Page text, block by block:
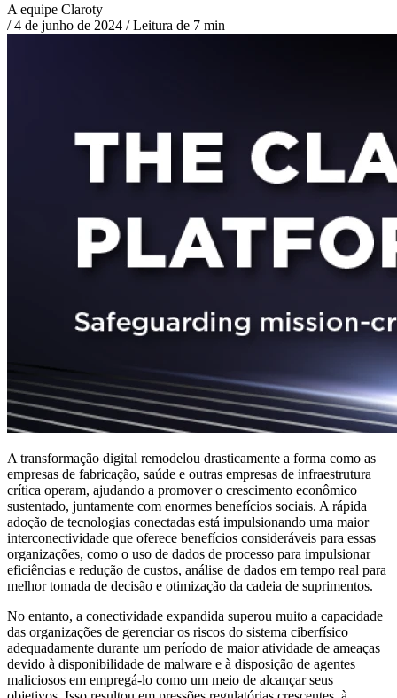
A equipe Claroty
/ 4 de junho de 2024 /Leitura de 7 min
A transformação digital remodelou drasticamente a forma como as
empresas de fabricação, saúde e outras empresas de infraestrutura
crítica operam, ajudando a promover o crescimento econômico
sustentado, juntamente com enormes benefícios sociais. A rápida
adoção de tecnologias conectadas está impulsionando uma maior
interconectividade que oferece benefícios consideráveis para essas
organizações, como o uso de dados de processo para impulsionar
eficiências e redução de custos, análise de dados em tempo real para
melhor tomada de decisão e otimização da cadeia de suprimentos.
No entanto, a conectividade expandida superou muito a capacidade
das organizações de gerenciar os riscos do sistema ciberfísico
adequadamente durante um período de maior atividade de ameaças
devido à disponibilidade de malware e à disposição de agentes
maliciosos em empregá-lo como um meio de alcançar seus